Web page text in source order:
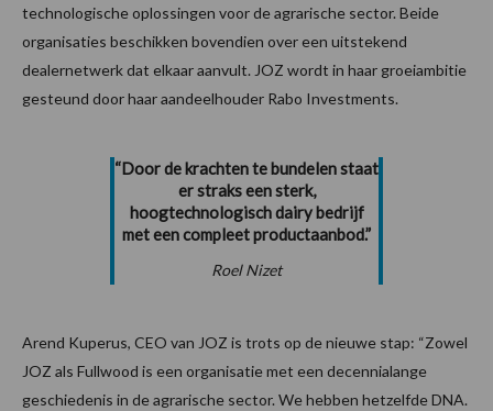
technologische oplossingen voor de agrarische sector. Beide
organisaties beschikken bovendien over een uitstekend
dealernetwerk dat elkaar aanvult. JOZ wordt in haar groeiambitie
gesteund door haar aandeelhouder Rabo Investments.
“Door de krachten te bundelen staat
er straks een sterk,
hoogtechnologisch dairy bedrijf
met een compleet productaanbod.”
Roel Nizet
Arend Kuperus, CEO van JOZ is trots op de nieuwe stap: “Zowel
JOZ als Fullwood is een organisatie met een decennialange
geschiedenis in de agrarische sector. We hebben hetzelfde DNA.